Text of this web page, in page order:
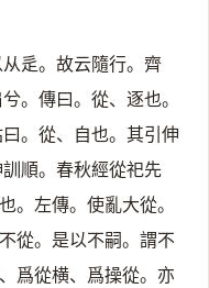
从辵。故云隨行。齊
。傳曰。從、逐也。
。從、自也。其引伸
順。春秋經從祀先
。左傳。使亂大從。
從。是以不嗣。謂不
爲從横、爲操從。亦